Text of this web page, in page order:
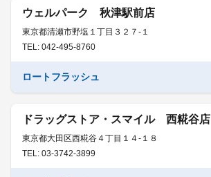
ウェルパーク 秋津駅前店
東京都清瀬市野塩１丁目３２７-１
TEL: 042-495-8760
ロートフラッシュ
ドラッグストア・スマイル 西糀谷店
東京都大田区西糀谷４丁目１４-１８
TEL: 03-3742-3899